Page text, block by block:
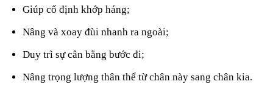
Giúp cố định khớp háng;
Nâng và xoay đùi nhanh ra ngoài;
Duy trì sự cân bằng bước đi;
Nâng trọng lượng thân thể từ chân này sang chân kia.